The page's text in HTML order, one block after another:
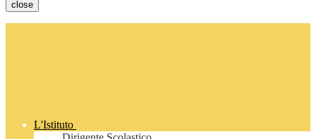
close
L'Istituto